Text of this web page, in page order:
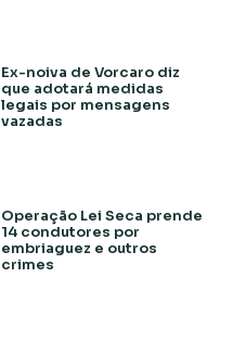
Ex-noiva de Vorcaro diz
que adotará medidas
legais por mensagens
vazadas
Operação Lei Seca prende
14 condutores por
embriaguez e outros
crimes